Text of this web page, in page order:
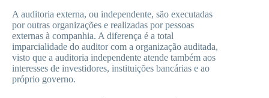
A auditoria externa, ou independente, são executadas
por outras organizações e realizadas por pessoas
externas à companhia. A diferença é a total
imparcialidade do auditor com a organização auditada,
visto que a auditoria independente atende também aos
interesses de investidores, instituições bancárias e ao
próprio governo.